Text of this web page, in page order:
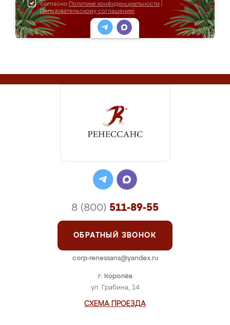
согласно Политике конфиденциальности
Пользовательскому соглашению
г. Королёв
ул. Грабина, 14
СХЕМА ПРОЕЗДА
8 (800) 511-89-55
ОБРАТНЫЙ ЗВОНОК
corp-renessans@yandex.ru